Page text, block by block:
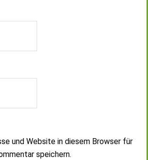
und Website in diesem Browser für
speichern.